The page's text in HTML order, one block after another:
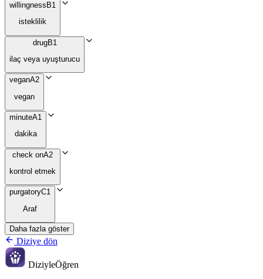
willingness B1
isteklilik
drugB1
ilaç veya uyuşturucu
veganA2
vegan
minuteA1
dakika
check onA2
kontrol etmek
purgatoryC1
Araf
Daha fazla göster
Diziye dön
DiziyleÖğren